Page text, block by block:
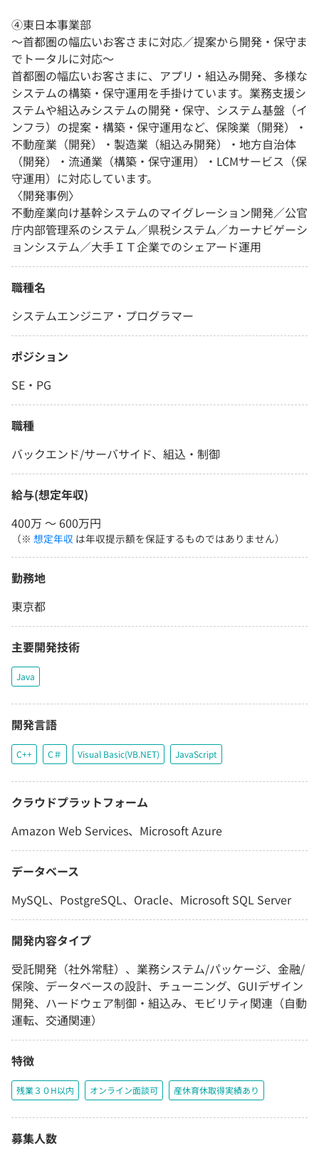
④東日本事業部
〜首都圏の幅広いお客さまに対応／提案から開発・保守ま
でトータルに対応〜
首都圏の幅広いお客さまに、アプリ・組込み開発、多様な
システムの構築・保守運用を手掛けています。業務支援シ
ステムや組込みシステムの開発・保守、システム基盤（イ
ンフラ）の提案・構築・保守運用など、保険業（開発）・
不動産業（開発）・製造業（組込み開発）・地方自治体
（開発）・流通業（構築・保守運用）・LCMサービス（保
守運用）に対応しています。
〈開発事例〉
不動産業向け基幹システムのマイグレーション開発／公官
庁内部管理系のシステム／県税システム／カーナビゲーシ
ョンシステム／大手ＩＴ企業でのシェアード運用
職種名
システムエンジニア・プログラマー
ポジション
SE・PG
職種
バックエンド/サーバサイド、組込・制御
給与(想定年収)
400万 〜 600万円
（※ 想定年収 は年収提示額を保証するものではありません）
勤務地
東京都
主要開発技術
Java
開発言語
C++ C＃ Visual Basic(VB.NET) JavaScript
クラウドプラットフォーム
Amazon Web Services、Microsoft Azure
データベース
MySQL、PostgreSQL、Oracle、Microsoft SQL Server
開発内容タイプ
受託開発（社外常駐）、業務システム/パッケージ、金融/
保険、データベースの設計、チューニング、GUIデザイン
開発、ハードウェア制御・組込み、モビリティ関連（自動
運転、交通関連）
特徴
残業３０H以内 オンライン面談可 産休育休取得実績あり
募集人数